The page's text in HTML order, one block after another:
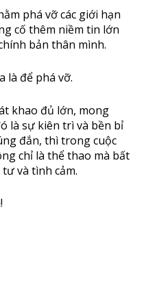
phá vỡ các giới hạn
cố thêm niềm tin lớn
bản thân mình.
là để phá vỡ.
khao đủ lớn, mong
là sự kiên trì và bền bỉ
đắn, thì trong cuộc
chỉ là thể thao mà bất
và tình cảm.